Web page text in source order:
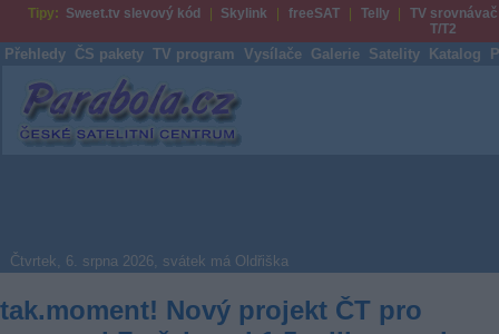
Tipy: Sweet.tv slevový kód Skylink freeSAT Telly
TV srovnávač
T/T2
Přehledy ČS pakety TV program Vysílače Galerie Satelity Katalog
Parabola.cz
Čtvrtek, 6. srpna 2026, svátek má Oldřiška
tak.moment! Nový projekt ČT pro